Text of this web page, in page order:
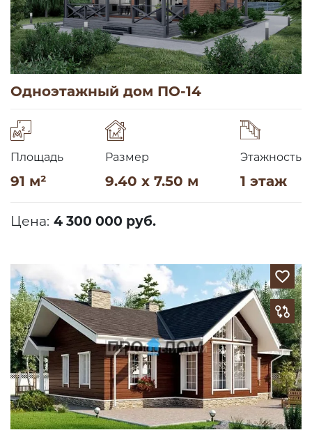
Одноэтажный дом ПО-14
Площадь
91 м²
Размер
9.40 x 7.50 м
Этажность
1 этаж
Цена: 4 300 000 руб.